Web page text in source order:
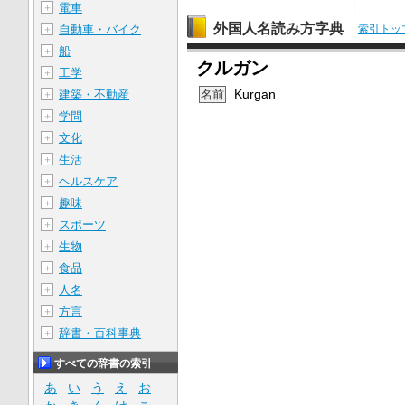
外国人名読み方字典 索引トッ
クルガン
名前 Kurgan
＋ 電車
＋ 自動車・バイク
＋ 船
＋ 工学
＋ 建築・不動産
＋ 学問
＋ 文化
＋ 生活
＋ ヘルスケア
＋ 趣味
＋ スポーツ
＋ 生物
＋ 食品
＋ 人名
＋ 方言
＋ 辞書・百科事典
すべての辞書の索引
あ い う え
お